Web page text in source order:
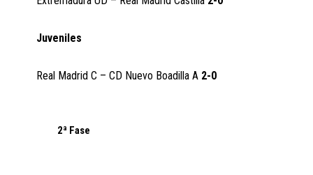
Juveniles
Real Madrid C – CD Nuevo Boadilla A 2-0
2ª Fase